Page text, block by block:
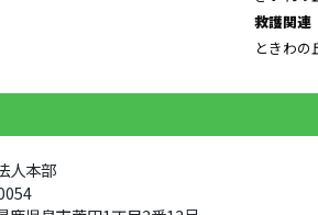
救護関連
ときわの
人本部